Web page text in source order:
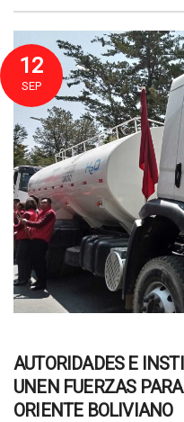
12
SEP
AUTORIDADES E
UNEN FUERZAS
ORIENTE BOLIVIANO